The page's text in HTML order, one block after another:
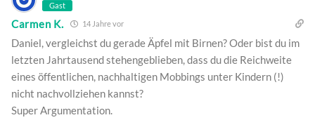
Gast
Carmen K. 14 Jahre vor
Daniel, vergleichst du gerade Äpfel mit Birnen? Oder bist du im
letzten Jahrtausend stehengeblieben, dass du die Reichweite
eines öffentlichen, nachhaltigen Mobbings unter Kindern (!)
nicht nachvollziehen kannst?
Super Argumentation.